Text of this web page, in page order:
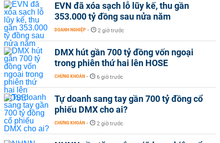
EVN đã xóa sạch lỗ lũy kế, thu gần
353.000 tỷ đồng sau nửa năm
DOANH NGHIỆP - 2 giờ trước
DMX hút gần 700 tỷ đồng vốn ngoại
trong phiên thứ hai lên HOSE
CHỨNG KHOÁN - 6 giờ trước
Tự doanh sang tay gần 700 tỷ đồng cổ
phiếu DMX cho ai?
CHỨNG KHOÁN - 2 giờ trước